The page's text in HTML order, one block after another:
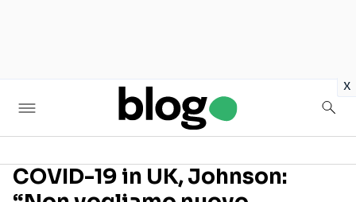
x
COVID-19 in UK, Johnson: